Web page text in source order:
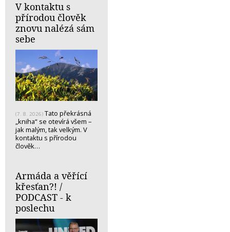
V kontaktu s
přírodou člověk
znovu nalézá sám
sebe
(7. 8. 2026) Tato překrásná
„kniha“ se otevírá všem –
jak malým, tak velkým. V
kontaktu s přírodou
člověk…
Armáda a věřící
křesťan?! /
PODCAST - k
poslechu